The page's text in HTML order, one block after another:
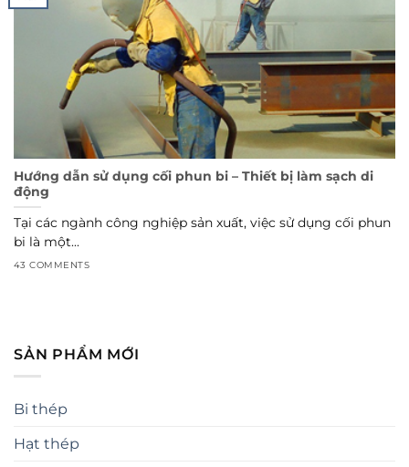
SẢN PHẨM MỚI
Bi thép
Hạt thép
Hướng dẫn sử dụng cối phun bi – Thiết bị làm sạch di
động
Tại các ngành công nghiệp sản xuất, việc sử dụng cối phun
bi là một...
43 COMMENTS